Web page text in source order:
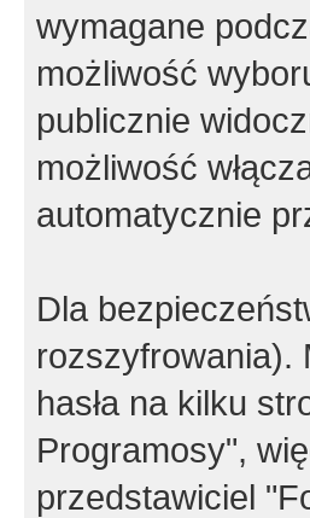
wymagane
możliwość
publicznie
możliwość
automatycznie
Dla
rozszyfrowania).
hasła na kilku
Programosy",
przedstawiciel